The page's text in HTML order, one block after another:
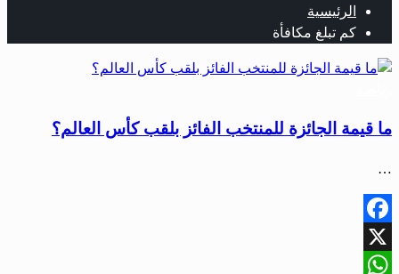
الرئيسية
كم تبلغ مكافأة
ما قيمة الجائزة للمنتخب الفائز بلقب كأس العالم؟
…
Facebook
X